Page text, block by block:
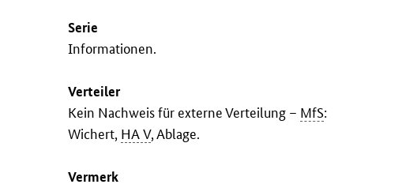
Serie
Informationen.
Verteiler
Kein Nachweis für externe Verteilung – MfS:
Wichert, HA V, Ablage.
Vermerk